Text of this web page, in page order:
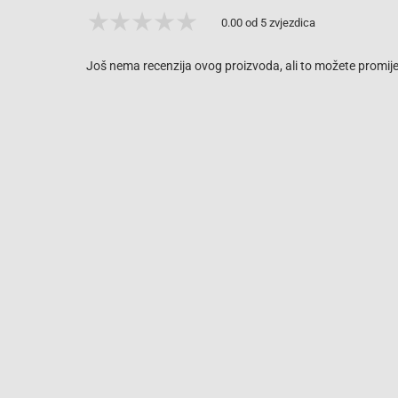
0.00 od 5 zvjezdica
Još nema recenzija ovog proizvoda, ali to možete